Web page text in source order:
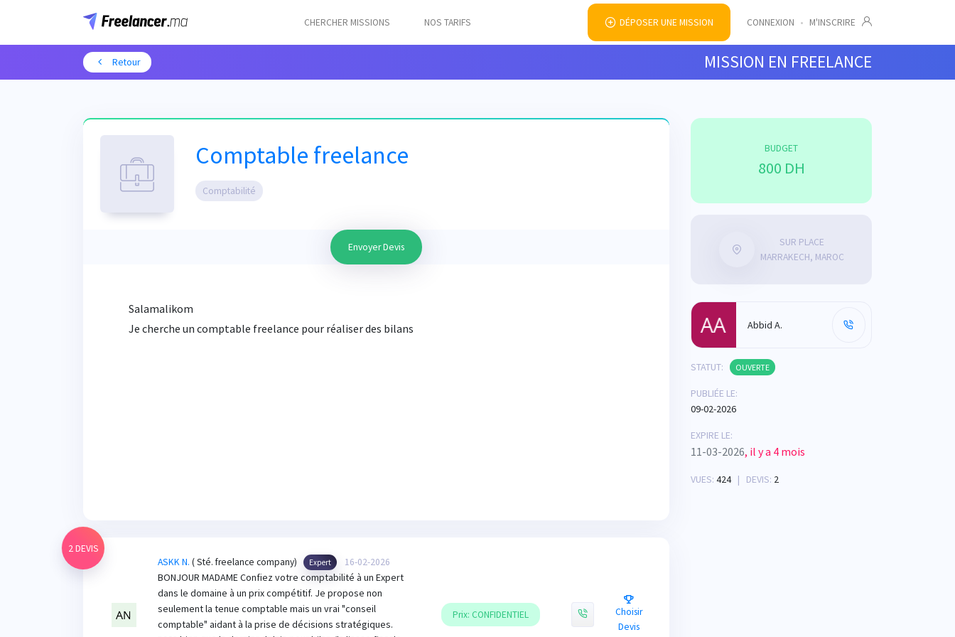
CHERCHER MISSIONS NOS TARIFS DÉPOSER UNE MISSION CONNEXION • M'INSCRIRE
Retour MISSION EN FREELANCE
Comptable freelance
Comptabilité
Envoyer Devis
Salamalikom
Je cherche un comptable freelance pour réaliser des bilans
BUDGET
800 DH
SUR PLACE
MARRAKECH, MAROC
Abbid A.
STATUT: OUVERTE
PUBLIÉE LE:
09-02-2026
EXPIRE LE:
11-03-2026, il y a 4 mois
VUES: 424 | DEVIS: 2
2 DEVIS
ASKK N. ( Sté. freelance company) Expert 16-02-2026
BONJOUR MADAME Confiez votre comptabilité à un Expert
dans le domaine à un prix compétitif. Je propose non
seulement la tenue comptable mais un vrai "conseil
comptable" aidant à la prise de décisions stratégiques.
Prix: CONFIDENTIEL
Choisir
Devis